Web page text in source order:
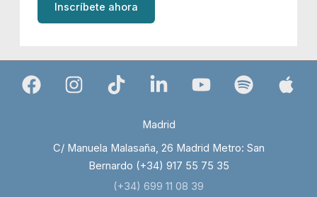
Inscríbete ahora
Madrid
C/ Manuela Malasaña, 26 Madrid Metro: San
Bernardo (+34) 917 55 75 35
(+34) 699 11 08 39